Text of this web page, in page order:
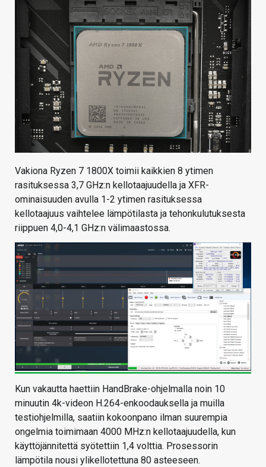
Vakiona Ryzen 7 1800X toimii kaikkien 8 ytimen
rasituksessa 3,7 GHz:n kellotaajuudella ja XFR-
ominaisuuden avulla 1-2 ytimen rasituksessa
kellotaajuus vaihtelee lämpötilasta ja tehonkulutuksesta
riippuen 4,0-4,1 GHz:n välimaastossa.
Kun vakautta haettiin HandBrake-ohjelmalla noin 10
minuutin 4k-videon H.264-enkoodauksella ja muilla
testiohjelmilla, saatiin kokoonpano ilman suurempia
ongelmia toimimaan 4000 MHz:n kellotaajuudella, kun
käyttöjännitettä syötettiin 1,4 volttia. Prosessorin
lämpötila nousi ylikellotettuna 80 asteeseen.